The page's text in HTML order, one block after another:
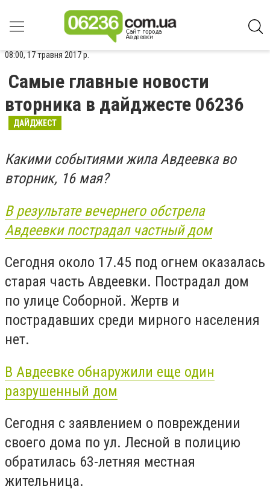
08:00, 17 травня 2017 р.
Самые главные новости
вторника в дайджесте 06236
ДАЙДЖЕСТ
Какими событиями жила Авдеевка во
вторник, 16 мая?
В результате вечернего обстрела
Авдеевки пострадал частный дом
Сегодня около 17.45 под огнем оказалась
старая часть Авдеевки. Пострадал дом
по улице Соборной. Жертв и
пострадавших среди мирного населения
нет.
В Авдеевке обнаружили еще один
разрушенный дом
Сегодня с заявлением о повреждении
своего дома по ул. Лесной в полицию
обратилась 63-летняя местная
жительница.